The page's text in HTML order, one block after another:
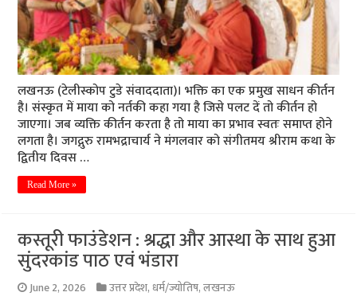
लखनऊ (टेलीस्कोप टुडे संवाददाता)। भक्ति का एक प्रमुख साधन कीर्तन
है। संस्कृत में माया को नर्तकी कहा गया है जिसे पलट दें तो कीर्तन हो
जाएगा। जब व्यक्ति कीर्तन करता है तो माया का प्रभाव स्वतः समाप्त होने
लगता है। जगद्गुरु रामभद्राचार्य ने मंगलवार को संगीतमय श्रीराम कथा के
द्वितीय दिवस …
Read More »
कस्तूरी फाउंडेशन : श्रद्धा और आस्था के साथ हुआ
सुंदरकांड पाठ एवं भंडारा
June 2, 2026 उत्तर प्रदेश, धर्म/ज्योतिष,लखनऊ